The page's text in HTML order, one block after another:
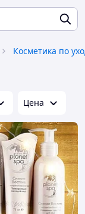
Косметика по
Цена